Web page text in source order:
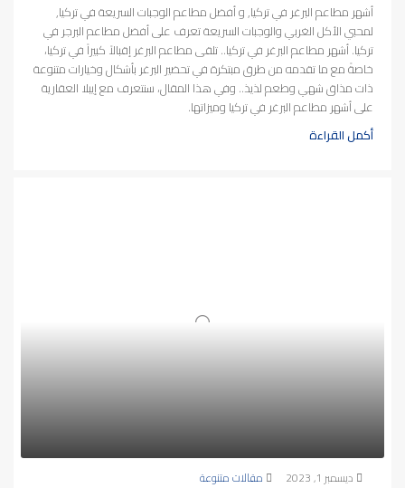
أشهر مطاعم البرغر في تركيا, و أفضل مطاعم الوجبات السريعة في تركيا,
لمحبي الأكل الغربي والوجبات السريعة تعرف على أفضل مطاعم البرجر في
تركيا. أشهر مطاعم البرغر في تركيا.. تلقى مطاعم البرغر إقبالاً كبيراً في تركيا،
خاصةً مع ما تقدمه من طرق مبتكرة في تحضير البرغر بأشكال وخيارات متنوعة
ذات مذاق شهي وطعم لذيذ.. وفي هذا المقال، سنتعرف مع إيبلا العقارية
على أشهر مطاعم البرغر في تركيا وميزاتها.
أكمل القراءة
ديسمبر 1, 2023 مقالات متنوعة